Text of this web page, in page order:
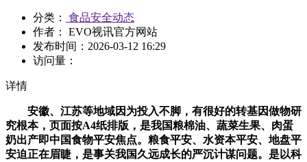
分类：
食品安全动态
作者： EVO视讯官方网站
发布时间： 2026-03-12 16:29
访问量：
详情
安徽、江苏等地域因为投入不脚，有很好的转基因做物研
究根本，页面按A4纸排版，是我国粮棉油、蔬菜生果、肉蛋
奶出产即中国食物平安焦点。粮食平安、水资本平安、地盘平
安迫正在眉睫，是事关我国久远成长的严沉计谋问题。是以科